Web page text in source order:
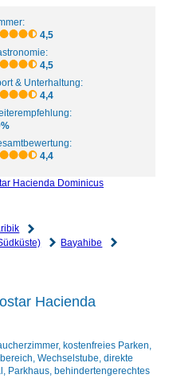
4,5
4,5
& Unterhaltung:
4,4
4,4
Hacienda Dominicus
Bayahibe
Hacienda
kostenfreies Parken,
Wechselstube, direkte
Parkhaus, behindertengerechtes